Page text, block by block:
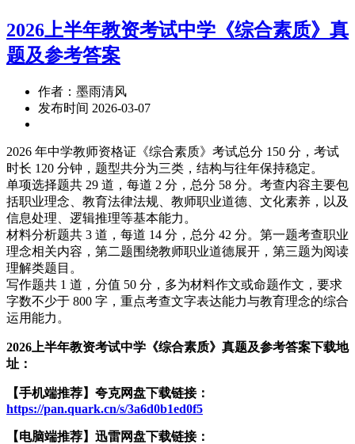
2026上半年教资考试中学《综合素质》真
题及参考答案
作者：墨雨清风
发布时间 2026-03-07
2026 年中学教师资格证《综合素质》考试总分 150 分，考试
时长 120 分钟，题型共分为三类，结构与往年保持稳定。
单项选择题共 29 道，每道 2 分，总分 58 分。考查内容主要包
括职业理念、教育法律法规、教师职业道德、文化素养，以及
信息处理、逻辑推理等基本能力。
材料分析题共 3 道，每道 14 分，总分 42 分。第一题考查职业
理念相关内容，第二题围绕教师职业道德展开，第三题为阅读
理解类题目。
写作题共 1 道，分值 50 分，多为材料作文或命题作文，要求
字数不少于 800 字，重点考查文字表达能力与教育理念的综合
运用能力。
2026上半年教资考试中学《综合素质》真题及参考答案下载地
址：
【手机端推荐】夸克网盘下载链接：
https://pan.quark.cn/s/3a6d0b1ed0f5
【电脑端推荐】迅雷网盘下载链接：